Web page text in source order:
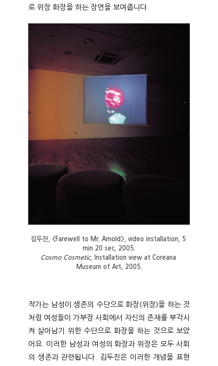
로 위장 화장을 하는 장면을 보여줍니다.
김두진, <Farewell to Mr. Arnold>, video installation, 5
min 20 sec, 2005.
Cosmo Cosmetic, Installation view at Coreana
Museum of Art, 2005.
작가는 남성이 생존의 수단으로 화장(위장)을 하는 것
처럼 여성들이 가부장 사회에서 자신의 존재를 부각시
켜 살아남기 위한 수단으로 화장을 하는 것으로 보았
어요. 이러한 남성과 여성의 화장과 위장은 모두 사회
의 생존과 관련됩니다. 김두진은 이러한 개념을 표현